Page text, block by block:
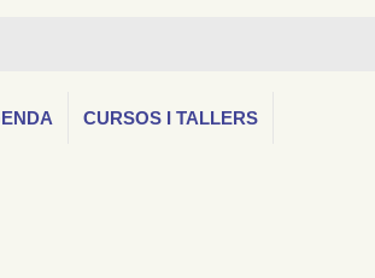
CURSOS I TALLERS